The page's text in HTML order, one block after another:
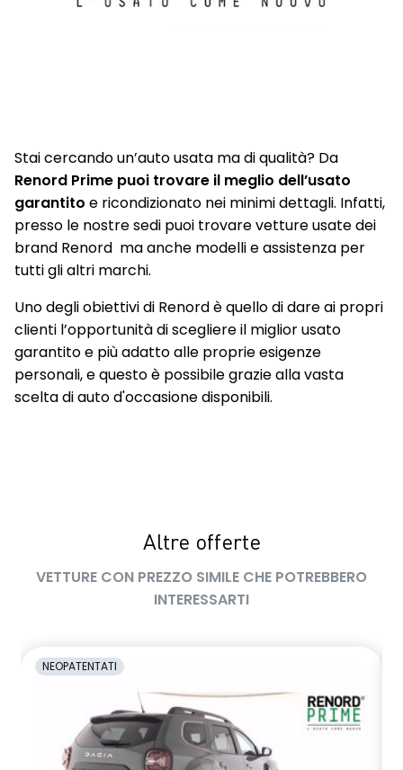
Speedcam
Terminali di scarico posteriori cromati
Touchscreen centrale capacitivo da 10''
Traffic Sign Recognition
VISIOPARK (retrocamera 180°)
Volante in pelle multifunzione
Volante regolabile in altezza e profondità
Stai cercando un’auto usata ma di qualità? Da
Renord Prime puoi trovare il meglio dell’usato
garantito e ricondizionato nei minimi dettagli. Infatti,
presso le nostre sedi puoi trovare vetture usate dei
brand Renord ma anche modelli e assistenza per
tutti gli altri marchi.
Uno degli obiettivi di Renord è quello di dare ai propri
clienti l’opportunità di scegliere il miglior usato
garantito e più adatto alle proprie esigenze
personali, e questo è possibile grazie alla vasta
scelta di auto d'occasione disponibili.
Altre offerte
VETTURE CON PREZZO SIMILE CHE POTREBBERO
INTERESSARTI
NEOPATENTATI